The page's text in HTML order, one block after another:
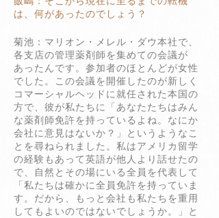
は、何があったのでしょう？
菊池：マリオン・メレル・ダウ本社で、
各支店の管理薬剤師を集めての会議が
あったんです。参加者のほとんどが女性
でした。この会議を開催したのが新しく
コマーシャルヘッドに就任された本国の
方で、彼が私たちに「あなたたちはみん
な薬剤師免許を持っているよね。なにか
会社に意見はないか？」というようなこ
とを尋ねられました。私はアメリカ留学
の経験もあって英語が他人より話せたの
で、自然とその場にいる全員を代表して
「私たちは確かに全員免許を持っていま
す。だから、もっと会社も私たちを重用
してもよいのではないでしょうか。」と